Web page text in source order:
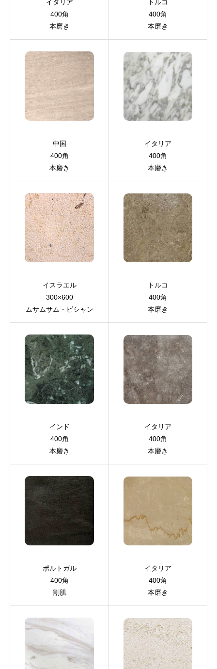
イタリア
400角
本磨き
トルコ
400角
本磨き
中国
400角
本磨き
イタリア
400角
本磨き
イスラエル
300×600
ムサムサム・ビシャン
トルコ
400角
本磨き
インド
400角
本磨き
イタリア
400角
本磨き
ポルトガル
400角
割肌
イタリア
400角
本磨き